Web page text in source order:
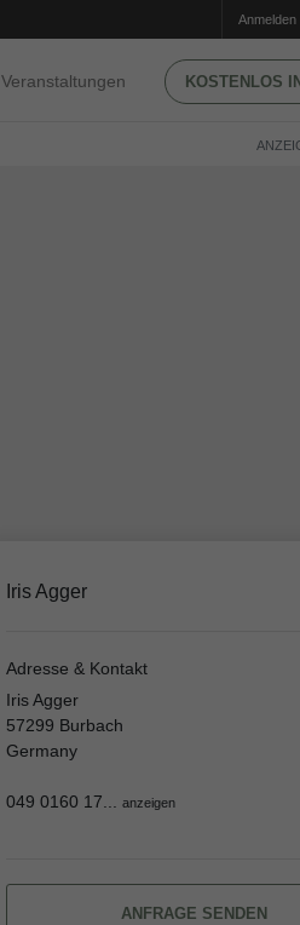
Anmelden
Veranstaltungen KOSTENLOS
Iris Agger
Adresse & Kontakt
Iris Agger
57299 Burbach
Germany
049 0160 17... anzeigen
ANFRAGE SENDEN